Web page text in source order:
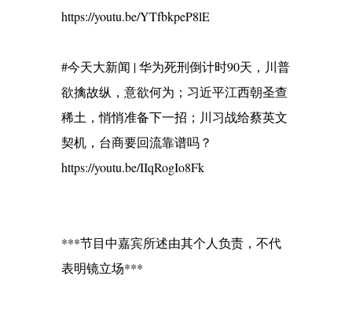
https://youtu.be/YTfbkpeP8lE
#今天大新闻 | 华为死刑倒计时90天，川普
欲擒故纵，意欲何为；习近平江西朝圣查
稀土，悄悄准备下一招；川习战给蔡英文
契机，台商要回流靠谱吗？
https://youtu.be/IIqRogIo8Fk
***节目中嘉宾所述由其个人负责，不代
表明镜立场***